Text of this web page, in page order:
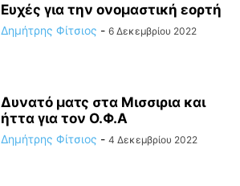
Ευχές για την ονομαστική εορτή
Δημήτρης Φίτσιος - 6 Δεκεμβρίου 2022
Δυνατό ματς στα Μισσιρια και
ήττα για τον Ο.Φ.Α
Δημήτρης Φίτσιος - 4 Δεκεμβρίου 2022